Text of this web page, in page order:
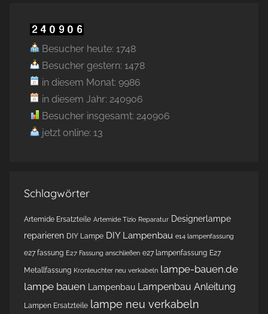
Besucher heute: 1748
Besucher gestern: 1478
in diesem Monat: 9986
in diesem Jahr: 240906
Besucher insgesamt: 240906
jetzt online: 13
Schlagwörter
Artemide Ersatzteile Artemide Tizio Reparatur Designerlampe
reparieren DIY Lampe DIY Lampenbau e14 lampenfassung
e27 fassung E27 Fassung anschließen e27 lampenfassung E27
Metallfassung Kronleuchter neu verkabeln lampe-bauen.de
lampe bauen
Lampenbau Lampenbau Anleitung
Lampen Ersatzteile lampe neu verkabeln